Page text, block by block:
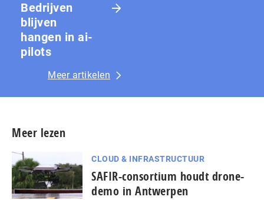
Bedrijven
blijven
hangen in ai-
pilots
Meer artikelen
Meer lezen
CLOUD & INFRASTRUCTUUR
SAFIR-consortium houdt drone-
demo in Antwerpen